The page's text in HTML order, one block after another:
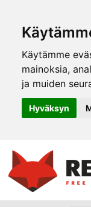
Käytämme
mainoksia,
ja muiden
Hyväksyn